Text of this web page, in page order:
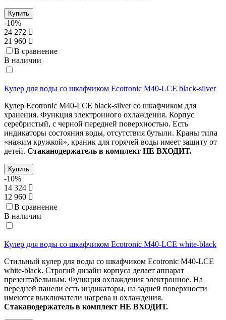
Купить
-10%
24 272
21 960
В сравнение
В наличии
Кулер для воды со шкафчиком Ecotronic M40-LCE black-silver
Кулер Ecotronic M40-LCE black-silver со шкафчиком для
хранения. Функция электронного охлаждения. Корпус
серебристый, с черной передней поверхностью. Есть
индикаторы состояния воды, отсутствия бутыли. Краны типа
«нажим кружкой», краник для горячей воды имеет защиту от
детей. Стаканодержатель в комплект НЕ ВХОДИТ.
Купить
-10%
14 324
12 960
В сравнение
В наличии
Кулер для воды со шкафчиком Ecotronic M40-LCE white-black
Стильный кулер для воды со шкафчиком Ecotronic M40-LCE
white-black. Строгий дизайн корпуса делает аппарат
презентабельным. Функция охлаждения электронное. На
передней панели есть индикаторы, на задней поверхности
имеются выключатели нагрева и охлаждения.
Стаканодержатель в комплект НЕ ВХОДИТ.